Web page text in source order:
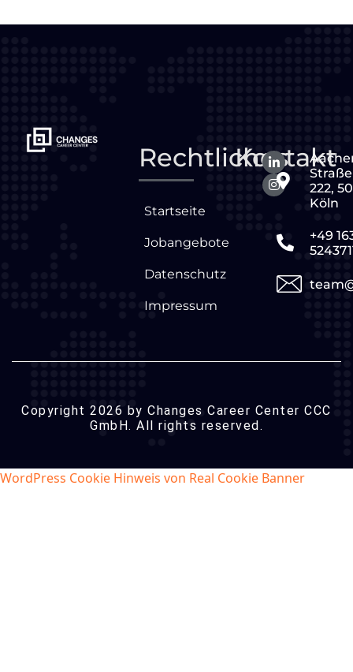
Rechtliches
Startseite
Jobangebote
Datenschutz
Impressum
Kontakt
Straße
222,
Köln
+49
Copyright 2026 by Changes Career Center CCC
GmbH. All rights reserved.
WordPress Cookie Hinweis von Real Cookie Banner